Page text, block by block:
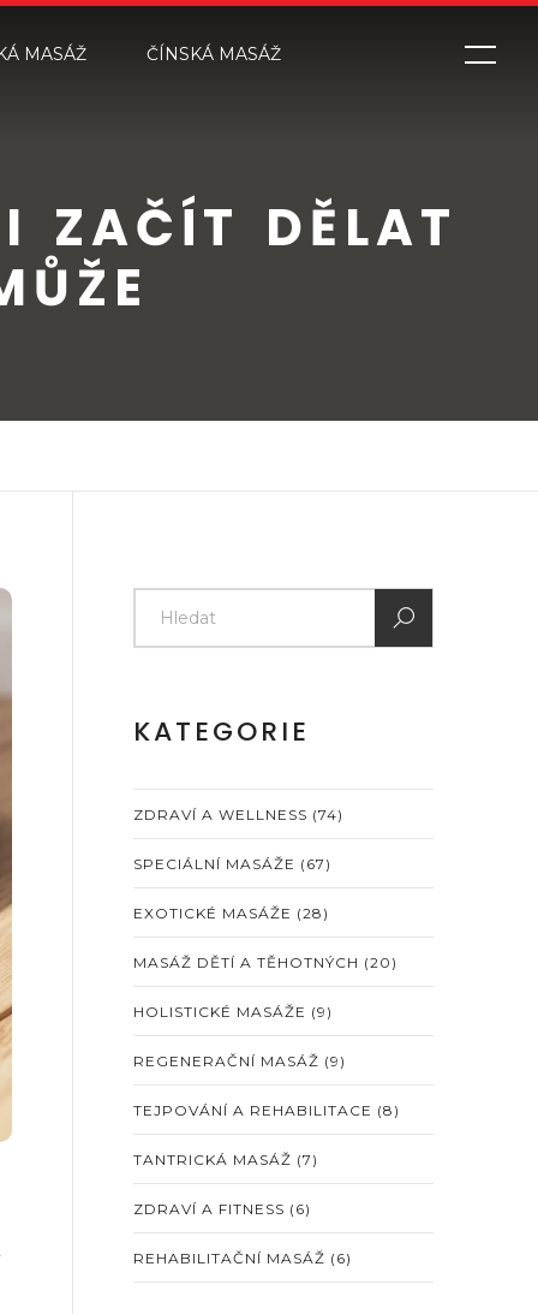
MASÁŽ ČÍNSKÁ MASÁŽ
ZAČÍT DĚLAT
KATEGORIE
ZDRAVÍ A WELLNESS (74)
SPECIÁLNÍ MASÁŽE (67)
EXOTICKÉ MASÁŽE (28)
MASÁŽ DĚTÍ A TĚHOTNÝCH (20)
HOLISTICKÉ MASÁŽE (9)
REGENERAČNÍ MASÁŽ (9)
TEJPOVÁNÍ A REHABILITACE (8)
TANTRICKÁ MASÁŽ (7)
ZDRAVÍ A FITNESS (6)
REHABILITAČNÍ MASÁŽ (6)